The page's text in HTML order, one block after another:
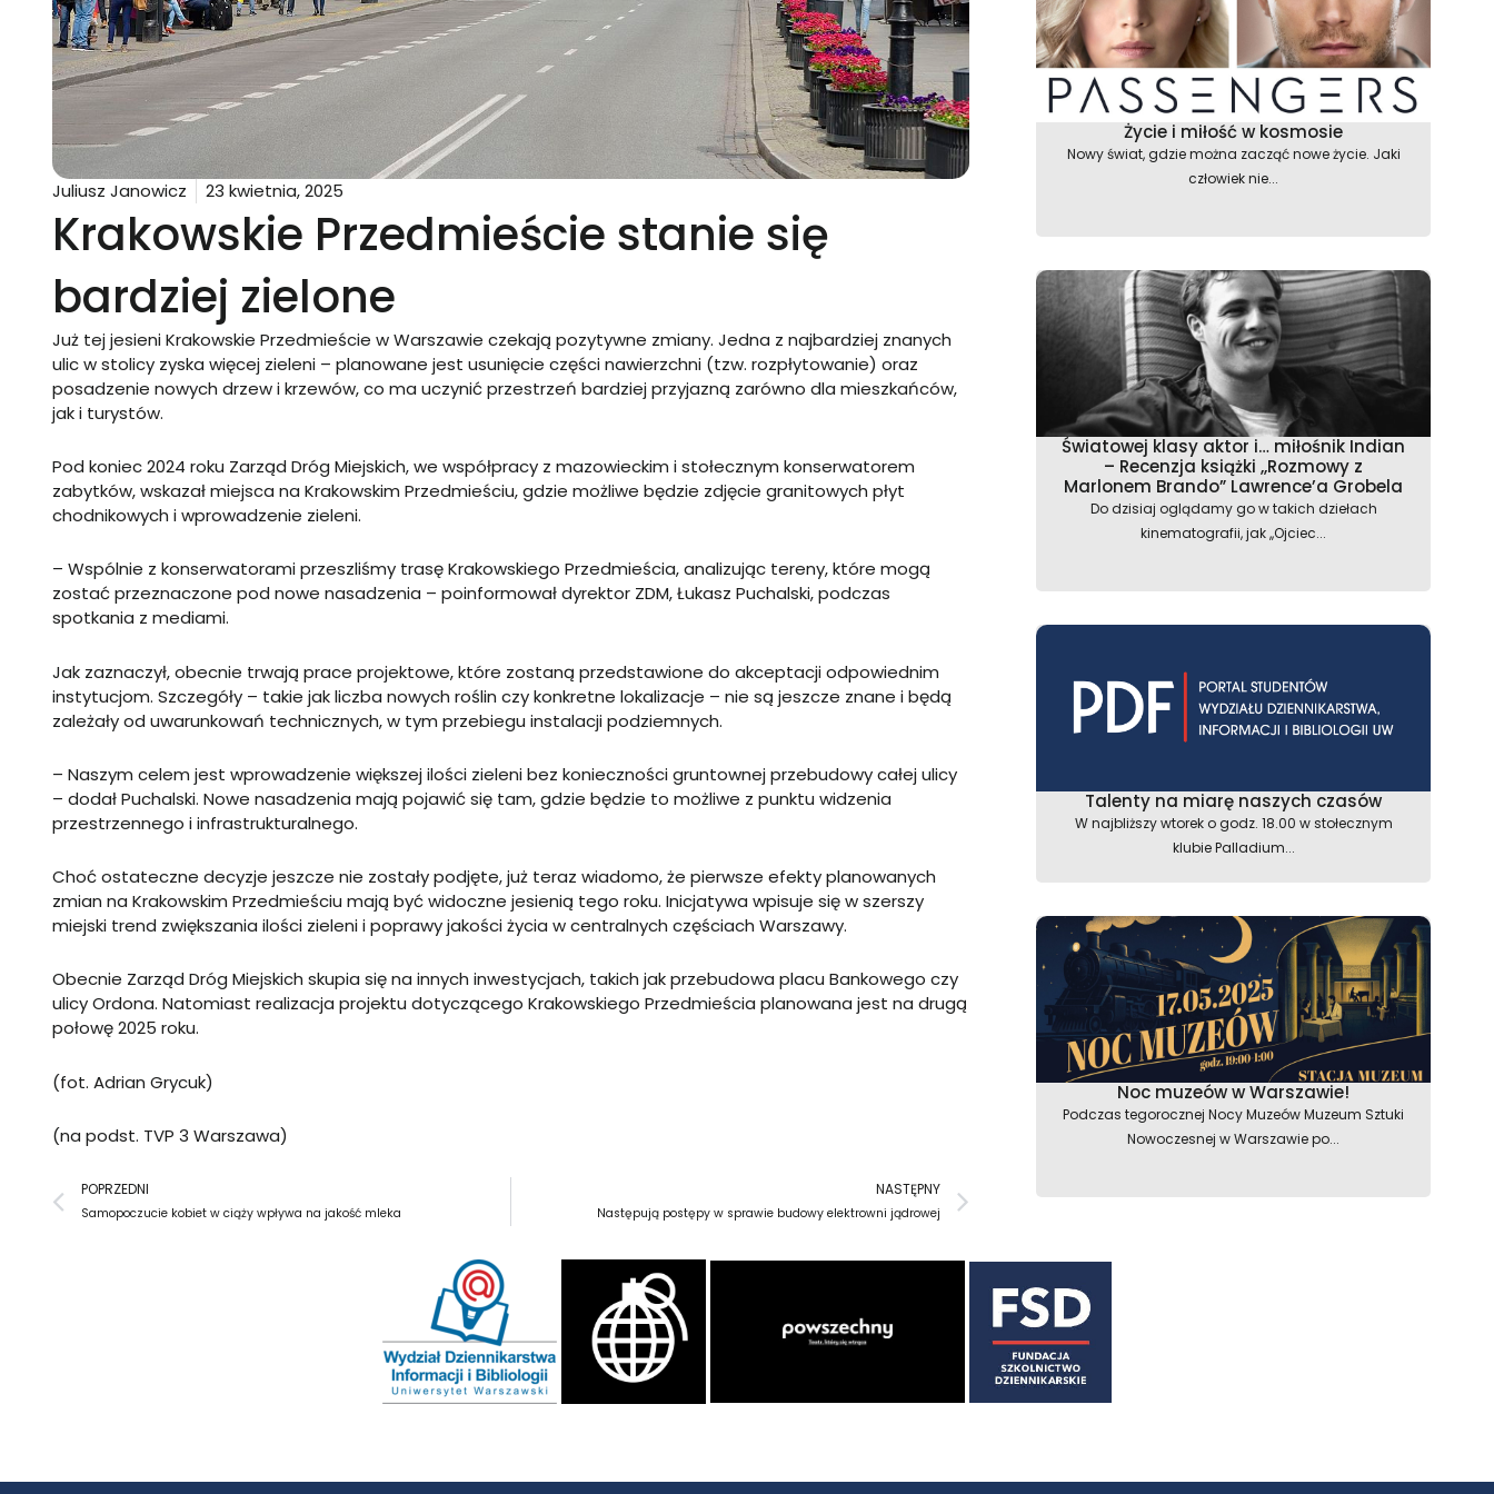
Juliusz Janowicz 23 kwietnia, 2025
Krakowskie Przedmieście stanie się
bardziej zielone
Już tej jesieni Krakowskie Przedmieście w Warszawie czekają pozytywne zmiany. Jedna z najbardziej znanych
ulic w stolicy zyska więcej zieleni – planowane jest usunięcie części nawierzchni (tzw. rozpłytowanie) oraz
posadzenie nowych drzew i krzewów, co ma uczynić przestrzeń bardziej przyjazną zarówno dla mieszkańców,
jak i turystów.
Pod koniec 2024 roku Zarząd Dróg Miejskich, we współpracy z mazowieckim i stołecznym konserwatorem
zabytków, wskazał miejsca na Krakowskim Przedmieściu, gdzie możliwe będzie zdjęcie granitowych płyt
chodnikowych i wprowadzenie zieleni.
– Wspólnie z konserwatorami przeszliśmy trasę Krakowskiego Przedmieścia, analizując tereny, które mogą
zostać przeznaczone pod nowe nasadzenia – poinformował dyrektor ZDM, Łukasz Puchalski, podczas
spotkania z mediami.
Jak zaznaczył, obecnie trwają prace projektowe, które zostaną przedstawione do akceptacji odpowiednim
instytucjom. Szczegóły – takie jak liczba nowych roślin czy konkretne lokalizacje – nie są jeszcze znane i będą
zależały od uwarunkowań technicznych, w tym przebiegu instalacji podziemnych.
– Naszym celem jest wprowadzenie większej ilości zieleni bez konieczności gruntownej przebudowy całej ulicy
– dodał Puchalski. Nowe nasadzenia mają pojawić się tam, gdzie będzie to możliwe z punktu widzenia
przestrzennego i infrastrukturalnego.
Choć ostateczne decyzje jeszcze nie zostały podjęte, już teraz wiadomo, że pierwsze efekty planowanych
zmian na Krakowskim Przedmieściu mają być widoczne jesienią tego roku. Inicjatywa wpisuje się w szerszy
miejski trend zwiększania ilości zieleni i poprawy jakości życia w centralnych częściach Warszawy.
Obecnie Zarząd Dróg Miejskich skupia się na innych inwestycjach, takich jak przebudowa placu Bankowego czy
ulicy Ordona. Natomiast realizacja projektu dotyczącego Krakowskiego Przedmieścia planowana jest na drugą
połowę 2025 roku.
(fot. Adrian Grycuk)
(na podst. TVP 3 Warszawa)
Prev
POPRZEDNI
Samopoczucie kobiet w ciąży wpływa na jakość mleka
NASTĘPNY
Następują postępy w sprawie budowy elektrowni jądrowej
Życie i miłość w kosmosie
Nowy świat, gdzie można zacząć nowe życie. Jaki
człowiek nie...
Światowej klasy aktor i… miłośnik Indian
– Recenzja książki ,,Rozmowy z
Marlonem Brando” Lawrence’a Grobela
Do dzisiaj oglądamy go w takich dziełach
kinematografii, jak ,,Ojciec...
Talenty na miarę naszych czasów
W najbliższy wtorek o godz. 18.00 w stołecznym
klubie Palladium...
Noc muzeów w Warszawie!
Podczas tegorocznej Nocy Muzeów Muzeum Sztuki
Nowoczesnej w Warszawie po...